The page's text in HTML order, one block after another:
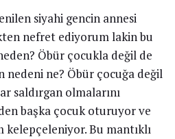
siyahi gencin annesi
nefret ediyorum lakin bu
Öbür çocukla değil de
nedeni ne? Öbür çocuğa değil
saldırgan olmalarını
başka çocuk oturuyor ve
kelepçeleniyor. Bu mantıklı